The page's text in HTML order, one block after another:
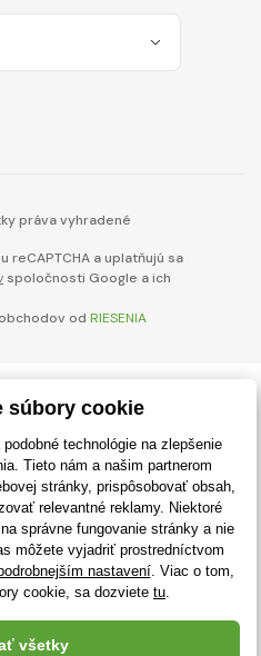
práva vyhradené
reCAPTCHA a uplatňujú sa
spoločnosti Google a ich
od RIESENIA